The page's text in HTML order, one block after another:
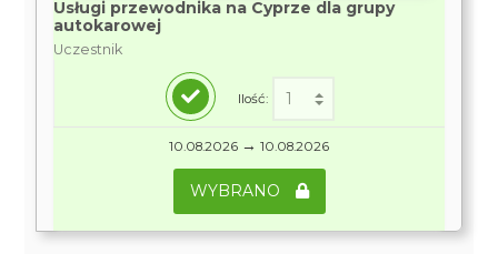
Usługi przewodnika na Cyprze dla grupy
autokarowej
Uczestnik
Ilość:
10.08.2026 → 10.08.2026
WYBRANO